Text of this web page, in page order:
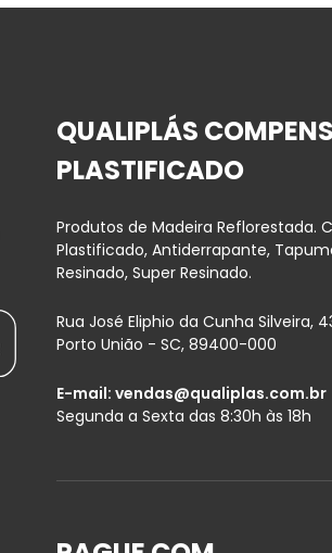
QUALIPLÁS
PLASTIFICADO
Produtos de Madeira Reflorestada.
Plastificado, Antiderrapante,
Resinado, Super Resinado.
Rua José Eliphio da Cunha Silveira,
Porto União - SC, 89400-000
E-mail:vendas@qualiplas.com.br
Segunda a Sexta das 8:30h às 18h